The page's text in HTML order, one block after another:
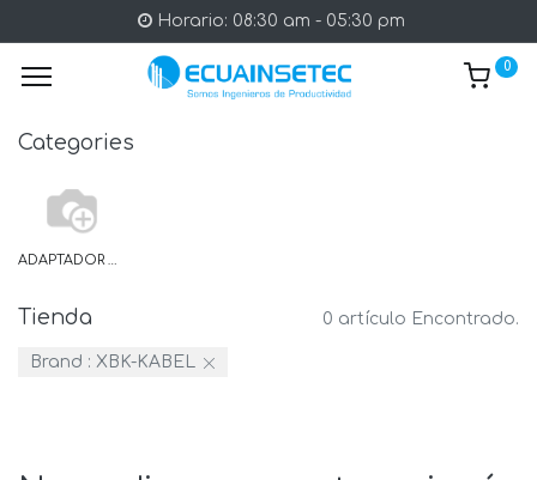
Horario: 08:30 am - 05:30 pm
0
Categories
ADAPTADOR BLUETOOTH
Tienda 0 artículo Encontrado.
Brand : XBK-KABEL